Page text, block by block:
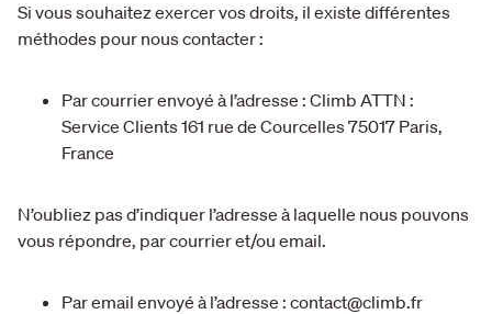
Si vous souhaitez exercer vos droits, il existe différentes
méthodes pour nous contacter :
Par courrier envoyé à l’adresse : Climb ATTN :
Service Clients 161 rue de Courcelles 75017 Paris,
France
N’oubliez pas d’indiquer l’adresse à laquelle nous pouvons
vous répondre, par courrier et/ou email.
Par email envoyé à l’adresse : contact@climb.fr